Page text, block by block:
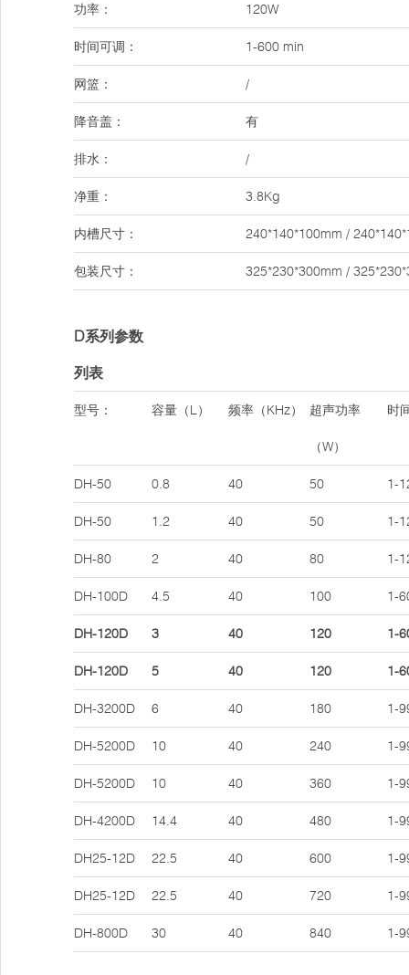
功率： 120W
时间可调： 1-600 min
网篮： /
降音盖： 有
排水： /
净重： 3.8Kg
内槽尺寸： 240*140*100mm /
包装尺寸： 325*230*300mm /
D系列参数
列表
型号： 容量（L） 频率（KHz） 超声功率
（W）
时
DH-50 0.8 40 50 1-
DH-50 1.2 40 50 1-
DH-80 2 40 80 1-
DH-100D 4.5 40 100 1-
DH-120D 3 40 120 1-
DH-120D 5 40 120 1-
DH-3200D 6 40 180 1-
DH-5200D 10 40 240 1-
DH-5200D 10 40 360 1-
DH-4200D 14.4 40 480 1-
DH25-12D 22.5 40 600 1-
DH25-12D 22.5 40 720 1-
DH-800D 30 40 840 1-